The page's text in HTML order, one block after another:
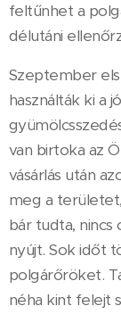
feltűnhet a
délutáni
Szeptember
használták ki a
van birtoka az
vásárlás után
meg a
bár tudta,
nyújt. Sok időt
polgárőröket.
néha kint felejt